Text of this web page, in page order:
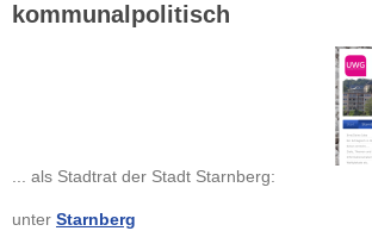
kommunalpolitisch
... als Stadtrat der Stadt Starnberg:
unter Starnberg